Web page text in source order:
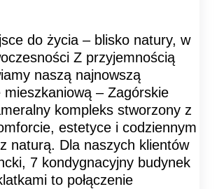
do życia – blisko natury, w
Z przyjemnością
naszą najnowszą
mieszkaniową – Zagórskie
kompleks stworzony z
estetyce i codziennym
naturą. Dla naszych klientów
7 kondygnacyjny budynek
to połączenie